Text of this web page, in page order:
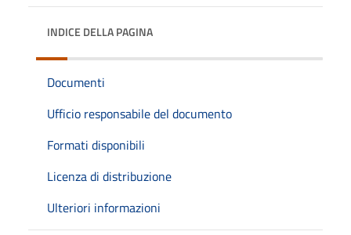
INDICE DELLA PAGINA
Documenti
Ufficio responsabile del documento
Formati disponibili
Licenza di distribuzione
Ulteriori informazioni